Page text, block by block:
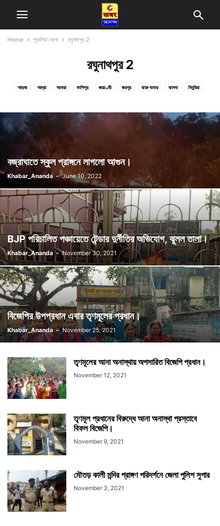
Home পুরুলিয়া জেলা রঘুনাথপুর 2
রঘুনাথপুর 2
আড়ষা আদ্রা আনারা কাশিপুর জয়চণ্ডী জয়পুর ঝারু খামার ঝালদা নিতুরিয়া
মধুকুণ্ডা মানবাজার রঘুনাথপুর রঘুনাথপুর 2 সাতুরি হুড়া
বজ্রাঘাতে স্কুল প্রাঙ্গনে লাগলো আগুন।
Khabar_Ananda - June 10, 2022
BJP পরিচালিত পঞ্চায়েতে টেন্ডার দুর্নীতির অভিযোগ, ঝুলল তালা।
Khabar_Ananda - November 30, 2021
বিজেপির উপপ্রধান এবার তৃণমূলের প্রধান।
Khabar_Ananda - November 25, 2021
তৃণমূলের আনা অনাস্থায় অপসারিত বিজেপি প্রধান।
November 12, 2021
তৃণমূল প্রধানের বিরুদ্ধে আনা অনাস্থা প্রস্তাবে
বিফল বিজেপি।
November 9, 2021
মৌতড় কালী মন্দির প্রাঙ্গণ পরিদর্শনে জেলা পুলিশ সুপার
November 3, 2021